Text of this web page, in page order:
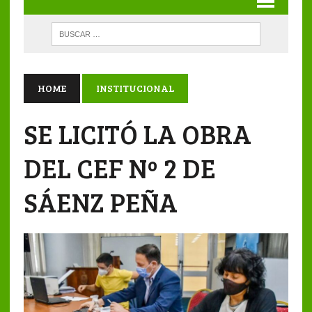
HOME INSTITUCIONAL
SE LICITÓ LA OBRA
DEL CEF Nº 2 DE
SÁENZ PEÑA